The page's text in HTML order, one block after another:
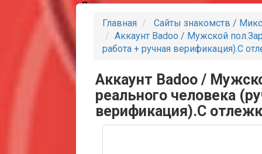
Партнеры
Главная
Сайты знакомств / Микс
Аккаунт Badoo / Мужской
работа + ручная верификация).С
Аккаунт Badoo /
реального человека
верификация).С